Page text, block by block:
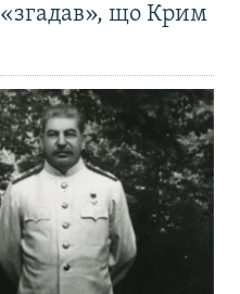
що Крим